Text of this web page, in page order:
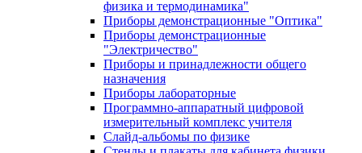
физика и термодинамика"
Приборы демонстрационные "Оптика"
Приборы демонстрационные
"Электричество"
Приборы и принадлежности общего
назначения
Приборы лабораторные
Программно-аппаратный цифровой
измерительный комплекс учителя
Слайд-альбомы по физике